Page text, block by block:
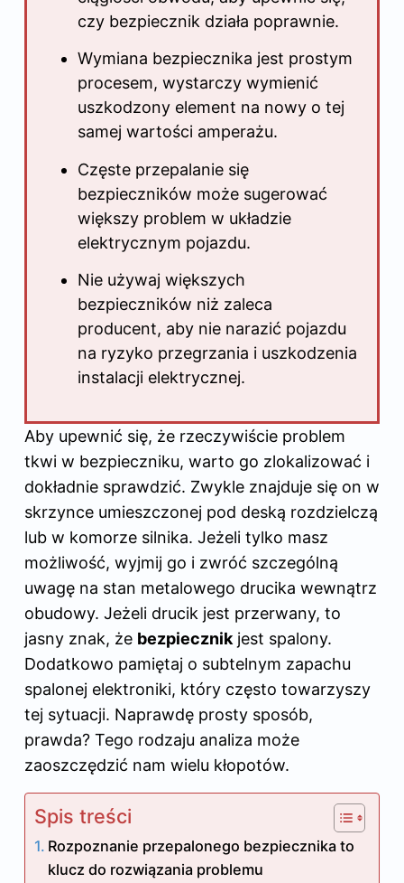
czy bezpiecznik działa poprawnie.
Wymiana bezpiecznika jest prostym
procesem, wystarczy wymienić
uszkodzony element na nowy o tej
samej wartości amperażu.
Częste przepalanie się
bezpieczników może sugerować
większy problem w układzie
elektrycznym pojazdu.
Nie używaj większych
bezpieczników niż zaleca
producent, aby nie narazić pojazdu
na ryzyko przegrzania i uszkodzenia
instalacji elektrycznej.
Aby upewnić się, że rzeczywiście problem
tkwi w bezpieczniku, warto go zlokalizować i
dokładnie sprawdzić. Zwykle znajduje się on w
skrzynce umieszczonej pod deską rozdzielczą
lub w komorze silnika. Jeżeli tylko masz
możliwość, wyjmij go i zwróć szczególną
uwagę na stan metalowego drucika wewnątrz
obudowy. Jeżeli drucik jest przerwany, to
jasny znak, że bezpiecznik jest spalony.
Dodatkowo pamiętaj o subtelnym zapachu
spalonej elektroniki, który często towarzyszy
tej sytuacji. Naprawdę prosty sposób,
prawda? Tego rodzaju analiza może
zaoszczędzić nam wielu kłopotów.
Spis treści
Rozpoznanie przepalonego bezpiecznika to
klucz do rozwiązania problemu